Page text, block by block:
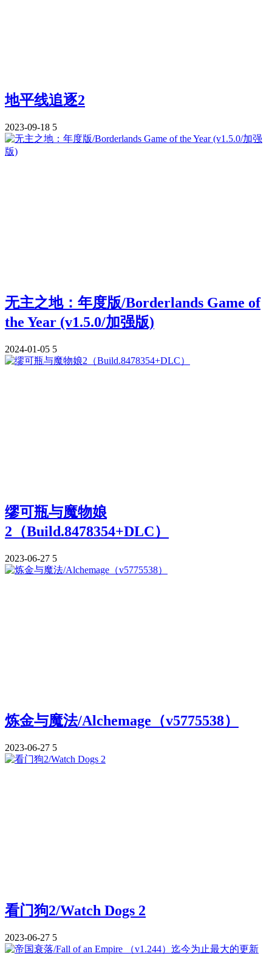
地平线追逐2
2023-09-18 5
无主之地：年度版/Borderlands Game of
the Year (v1.5.0/加强版)
2024-01-05 5
缪可瓶与魔物娘
2（Build.8478354+DLC）
2023-06-27 5
炼金与魔法/Alchemage（v5775538）
2023-06-27 5
看门狗2/Watch Dogs 2
2023-06-27 5